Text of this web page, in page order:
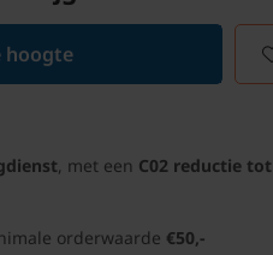
hoogte
, met een C02 reductie tot
orderwaarde €50,-